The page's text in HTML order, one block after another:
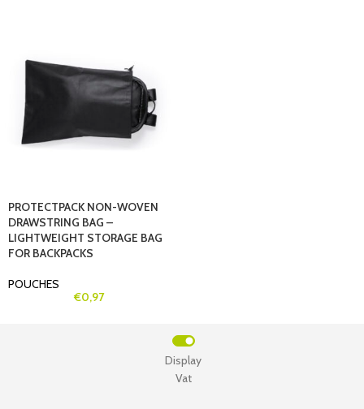
PROTECTPACK NON-WOVEN
DRAWSTRING BAG –
LIGHTWEIGHT STORAGE BAG
FOR BACKPACKS
POUCHES
€0,97
Vat
Display